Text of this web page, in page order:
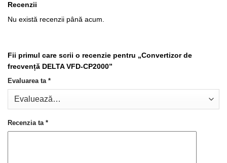
Recenzii
Nu există recenzii până acum.
Fii primul care scrii o recenzie pentru „Convertizor de
frecvență DELTA VFD-CP2000”
Evaluarea ta *
Recenzia ta *